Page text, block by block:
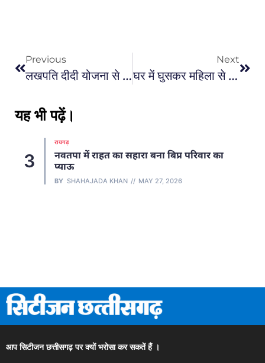
Previous
लखपति दीदी योजना से महिलाएं होगी आत्मनिर्भर एवं सशक्त जिले के 2932 लखपति दीदियों को किया गया प्रमाण-पत्र वितरित
Next
घर में घुसकर महिला से छेड़छाड़ करने वाला आरोपी गिरफ्तार…
यह भी पढ़ें।
बिप्र परिवार का 4
रायपुर कमिश्नरेट में बड़ा
हेड कांस्टेबल समेत 136
SHAHAJADA KHAN
आप सिटीजन छत्तीसगढ़ पर क्यों भरोसा कर सकतें हैं ।